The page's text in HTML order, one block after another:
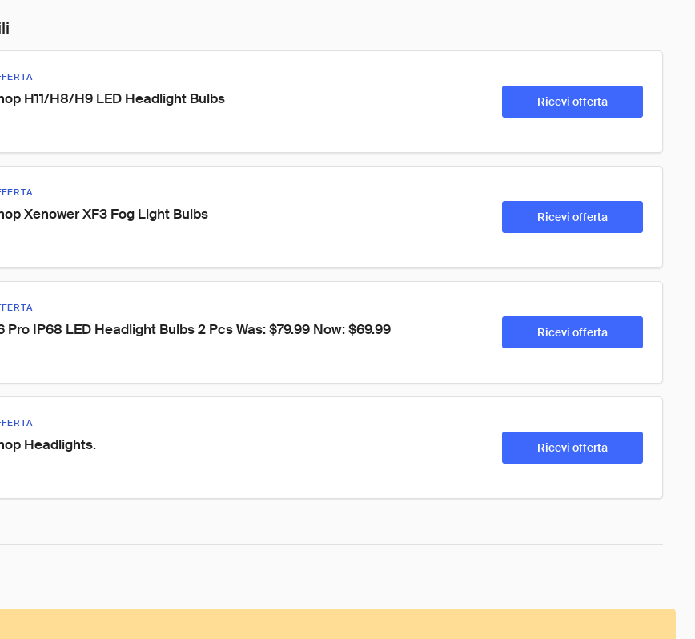
H11/H8/H9 LED Headlight Bulbs Ricevi offerta
Xenower XF3 Fog Light Bulbs Ricevi offerta
Pro IP68 LED Headlight Bulbs 2 Pcs Was: $79.99 Now: $69.99 Ricevi offerta
Headlights. Ricevi offerta